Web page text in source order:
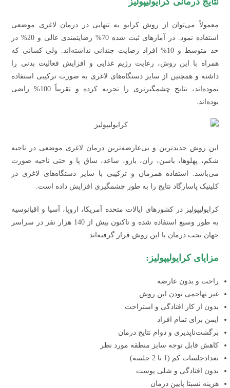
معمولاً می‌توان از روش کرایو به تنهایی در درمان لاغری موضعی
استفاده نمود. در آمارهای ثبت شده 70% رضایتمندی عالی و 20% در
حد متوسط و 10% افراد رضایت چندانی نداشته‌اند. ولی کسانی که
همراه با این روش، رعایت رژیم غذایی و افزایش فعالیت بدنی را
داشته و همچنین از سایر دستگاه‌های لاغری به صورت ترکیبی استفاده
نموده‌اند، نتایج چشمگیرتری را تجربه کرده و تقریباً 100% راضی
بوده‌اند.
این روش جدیدترین و بی‌عارضه‌ترین درمان لاغری موضعی در ناحیه
شکم، پهلوها، باسن، ران، بازو، ساعد، ساق پا و حتی ناحیه صورت
می‌باشد. استفاده همزمان و ترکیبی با سایر دستگاه‌های لاغری در
کلینیک پاسارگاد نتایج را به طور چشمگیری افزایش داده است.
کرایولیپولیز در کشورهای ایالات متحده آمریکا، اروپا، آسیا و اقیانوسیه
به طور وسیع استفاده شده و تاکنون بیش از 140 هزار نفر در سراسر
جهان تحت درمان با این روش قرار گرفته‌اند.
مزایای کرایولیپولیز:
راحت و بدون عارضه
غیر تهاجمی بودن این روش
بدون از کار افتادگی و استراحت
ایمن برای تمام افراد
برگشت‌ناپذیری و دوام نتایج درمان
کاهش قابل توجه سایز منطقه مورد نظر
تعدادجلسات کم (1 تا 2 جلسه)
بدون افتادگی و شلی پوست
هزینه نسبتا پایین درمان